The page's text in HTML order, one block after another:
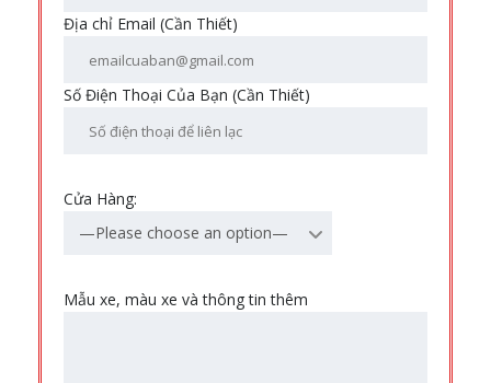
Địa chỉ Email (Cần Thiết)
Số Điện Thoại Của Bạn (Cần Thiết)
Cửa Hàng:
—Please choose an option—
Mẫu xe, màu xe và thông tin thêm